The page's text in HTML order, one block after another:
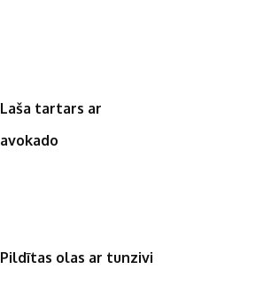
Laša tartars ar
avokado
Pildītas olas ar tunzivi